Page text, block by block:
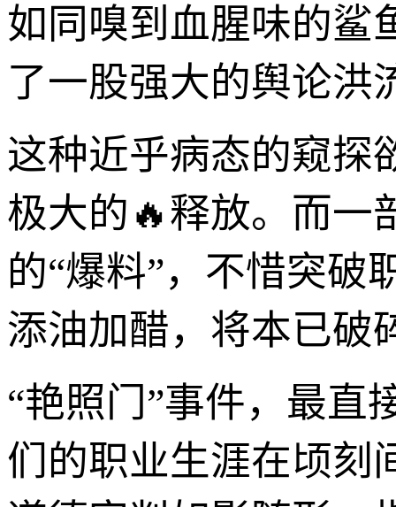
如同嗅到血腥味的鲨
了一股强大的舆论洪
这种近乎病态的窥探
极大的🔥释放。而一
的“爆料”，不惜突破
添油加醋，将本已破
“艳照门”事件，最直
们的职业生涯在顷刻